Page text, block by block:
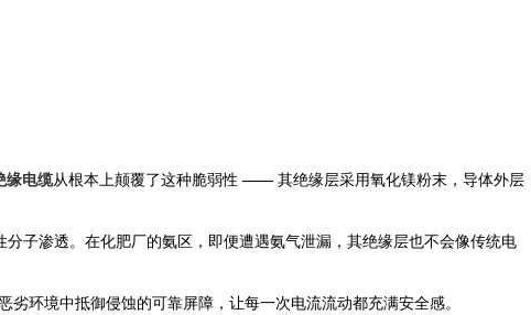
缘电缆从根本上颠覆了这种脆弱性 —— 其绝缘层采用氧化镁粉末，导体外层
渗透。在化肥厂的氨区，即便遭遇氨气泄漏，其绝缘层也不会像传统电
环境中抵御侵蚀的可靠屏障，让每一次电流流动都充满安全感。